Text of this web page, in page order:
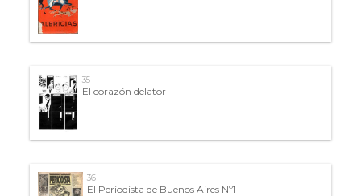
35
El corazón delator
36
El Periodista de Buenos Aires Nº1